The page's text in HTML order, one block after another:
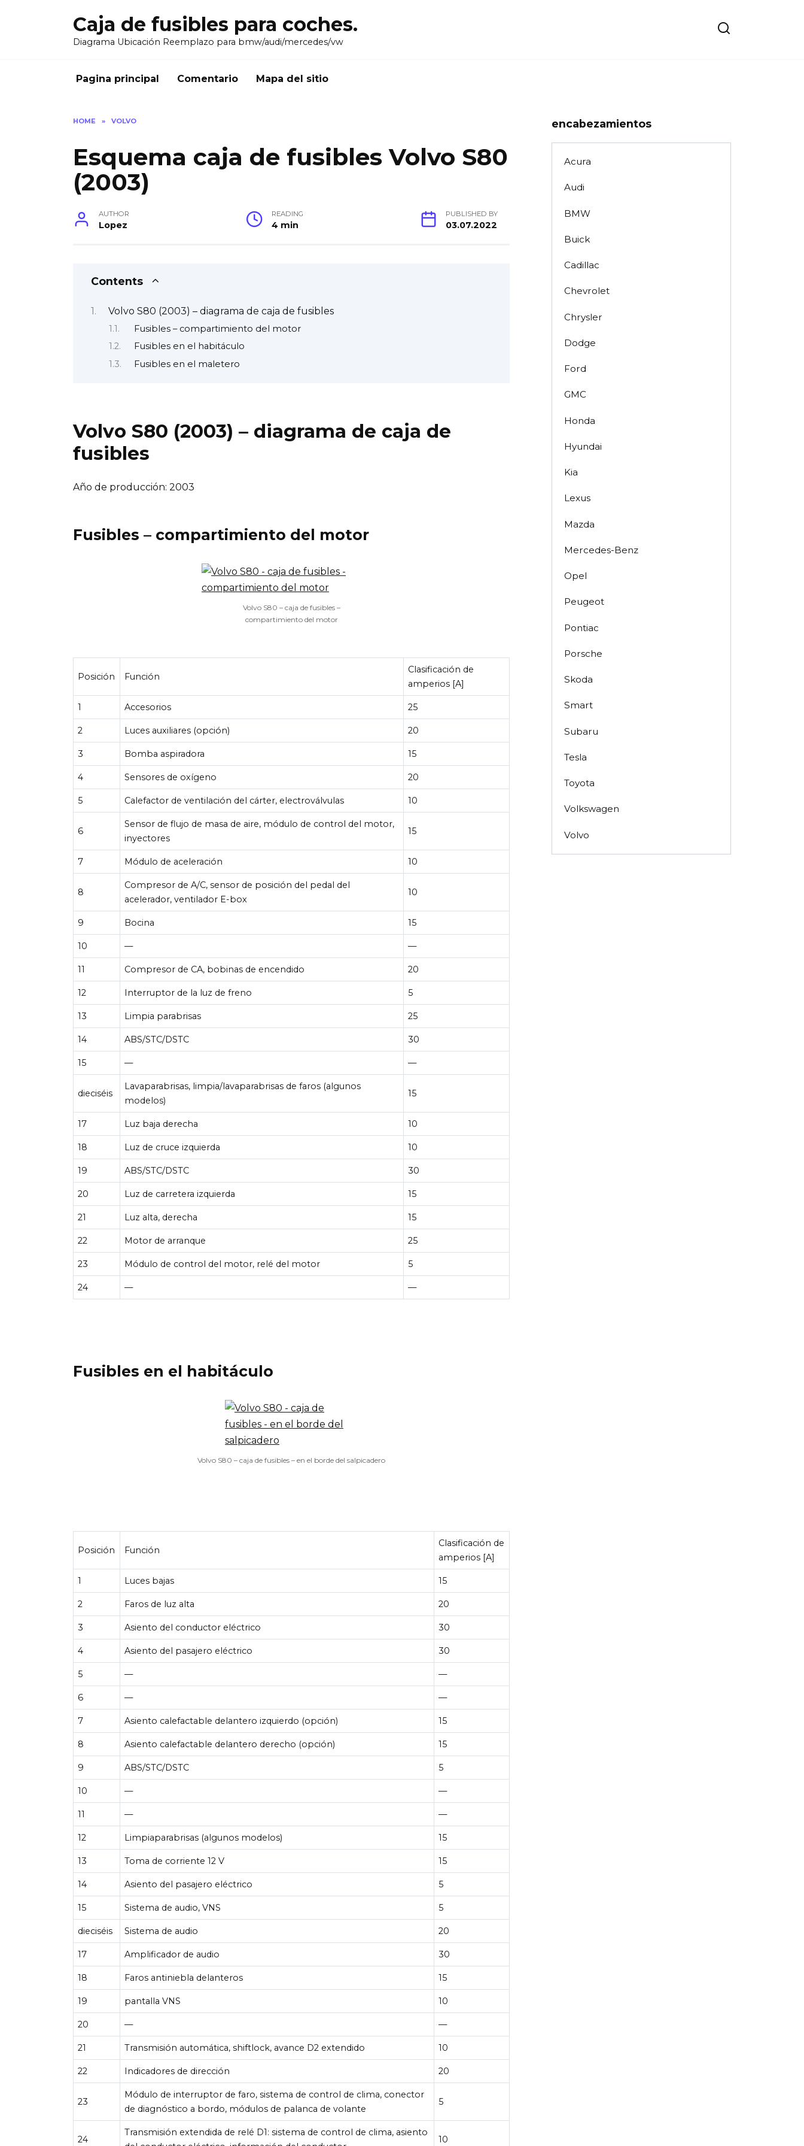
Caja de fusibles para coches.
Diagrama Ubicación Reemplazo para bmw/audi/mercedes/vw
Pagina principal Comentario Mapa del sitio
HOME » VOLVO
Esquema caja de fusibles Volvo S80
(2003)
AUTHOR
Lopez
READING
4 min
PUBLISHED BY
03.07.2022
Contents
Volvo S80 (2003) – diagrama de caja de fusibles
Fusibles – compartimiento del motor
Fusibles en el habitáculo
Fusibles en el maletero
Volvo S80 (2003) – diagrama de caja de
fusibles
Año de producción: 2003
Fusibles – compartimiento del motor
Volvo S80 – caja de fusibles –
compartimiento del motor
Posición Función
Clasificación de
amperios [A]
1 Accesorios 25
2 Luces auxiliares (opción) 20
3 Bomba aspiradora 15
4 Sensores de oxígeno 20
5 Calefactor de ventilación del cárter, electroválvulas 10
6
Sensor de flujo de masa de aire, módulo de control del motor,
inyectores
15
7 Módulo de aceleración 10
8
Compresor de A/C, sensor de posición del pedal del
acelerador, ventilador E-box
10
9 Bocina 15
10 — —
11 Compresor de CA, bobinas de encendido 20
12 Interruptor de la luz de freno 5
13 Limpia parabrisas 25
14 ABS/STC/DSTC 30
15 — —
dieciséis
Lavaparabrisas, limpia/lavaparabrisas de faros (algunos
modelos)
15
17 Luz baja derecha 10
18 Luz de cruce izquierda 10
19 ABS/STC/DSTC 30
20 Luz de carretera izquierda 15
21 Luz alta, derecha 15
22 Motor de arranque 25
23 Módulo de control del motor, relé del motor 5
24 — —
Fusibles en el habitáculo
Volvo S80 – caja de fusibles – en el borde del salpicadero
Posición Función
Clasificación de
amperios [A]
1 Luces bajas 15
2 Faros de luz alta 20
3 Asiento del conductor eléctrico 30
4 Asiento del pasajero eléctrico 30
5 — —
6 — —
7 Asiento calefactable delantero izquierdo (opción) 15
8 Asiento calefactable delantero derecho (opción) 15
9 ABS/STC/DSTC 5
10 — —
11 — —
12 Limpiaparabrisas (algunos modelos) 15
13 Toma de corriente 12 V 15
14 Asiento del pasajero eléctrico 5
15 Sistema de audio, VNS 5
dieciséis Sistema de audio 20
17 Amplificador de audio 30
18 Faros antiniebla delanteros 15
19 pantalla VNS 10
20 — —
21 Transmisión automática, shiftlock, avance D2 extendido 10
22 Indicadores de dirección 20
23
Módulo de interruptor de faro, sistema de control de clima, conector
de diagnóstico a bordo, módulos de palanca de volante
5
24
Transmisión extendida de relé D1: sistema de control de clima, asiento
10
encabezamientos
Acura
Audi
BMW
Buick
Cadillac
Chevrolet
Chrysler
Dodge
Ford
GMC
Honda
Hyundai
Kia
Lexus
Mazda
Mercedes-Benz
Opel
Peugeot
Pontiac
Porsche
Skoda
Smart
Subaru
Tesla
Toyota
Volkswagen
Volvo